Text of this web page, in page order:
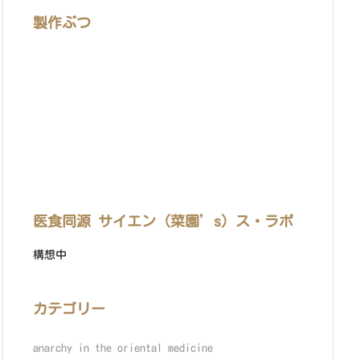
製作ぶつ
医食同源 サイエン（菜園’s）ス・ラボ
構想中
カテゴリー
anarchy in the oriental medicine